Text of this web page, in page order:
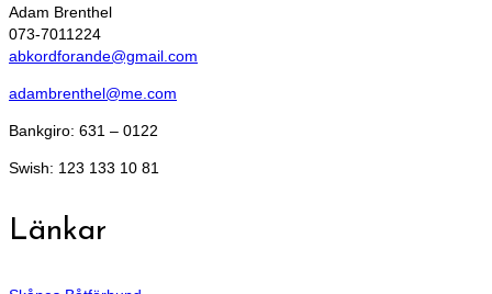
Adam Brenthel
073-7011224
abkordforande@gmail.com
adambrenthel@me.com
Bankgiro: 631 – 0122
Swish: 123 133 10 81
Länkar